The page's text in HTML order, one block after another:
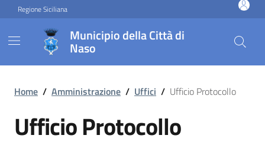
Vai ai contenuti
Vai al footer
Regione Siciliana
Municipio della Città di
Naso
Ufficio Protocollo
Home / Amministrazione / Uffici / Ufficio Protocollo
Ufficio Protocollo